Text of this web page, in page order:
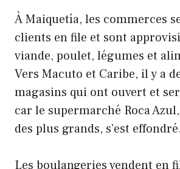
À Maiquetía, les commerces
clients en file et sont
viande, poulet, légumes et
Vers Macuto et Caribe, il y a
magasins qui ont ouvert et
car le supermarché Roca
des plus grands, s’est effondré.
Les boulangeries vendent en